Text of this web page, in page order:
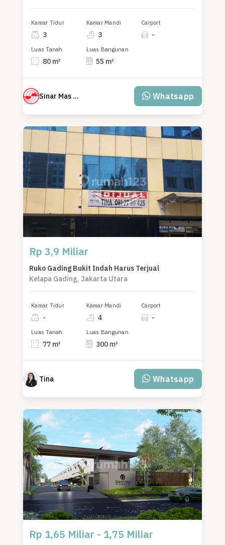
Kamar Tidur
3
Kamar Mandi
3
Carport
-
Luas Tanah
80 m²
Luas Bangunan
55 m²
Sinar Mas Land Whatsapp
Rp 3,9 Miliar
Ruko Gading Bukit Indah Harus Terjual
Kelapa Gading, Jakarta Utara
Kamar Tidur
-
Kamar Mandi
4
Carport
-
Luas Tanah
77 m²
Luas Bangunan
300 m²
Tina Whatsapp
Rp 1,65 Miliar - 1,75 Miliar